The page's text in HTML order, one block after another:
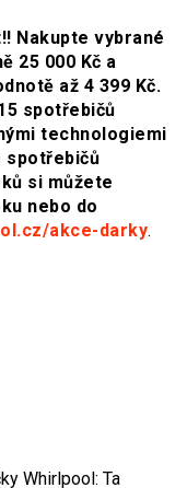
Nakupte vybrané
25 000 Kč a
až 4 399 Kč.
spotřebičů
technologiemi
spotřebičů
si můžete
nebo do
akce-darky.